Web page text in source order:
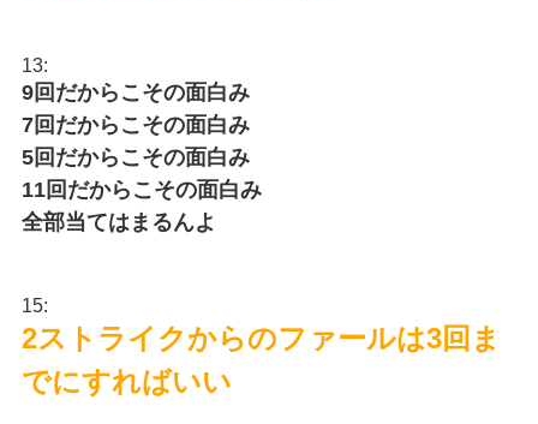
13:
9回だからこその面白み
7回だからこその面白み
5回だからこその面白み
11回だからこその面白み
全部当てはまるんよ
15:
2ストライクからのファールは3回ま
でにすればいい